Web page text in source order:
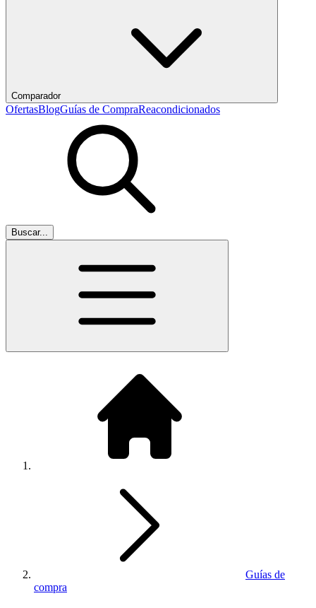
Comparador
OfertasBlogGuías de CompraReacondicionados
Buscar...
Guías de
compra